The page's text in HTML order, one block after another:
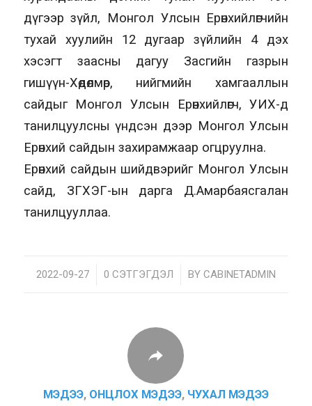
дүгээр зүйл, Монгол Улсын Ерөнхийлөгчийн
тухай хуулийн 12 дугаар зүйлийн 4 дэх
хэсэгт заасны дагуу Засгийн газрын
гишүүн-Хөдөлмөр, нийгмийн хамгааллын
сайдыг Монгол Улсын Ерөнхийлөгч, УИХ-д
танилцуулсны үндсэн дээр Монгол Улсын
Ерөнхий сайдын захирамжаар огцруулна.
Ерөнхий сайдын шийдвэрийг Монгол Улсын
сайд, ЗГХЭГ-ын дарга Д.Амарбаясгалан
танилцууллаа.
2022-09-27
/ 0 СЭТГЭГДЭЛ
/ BY CABINETADMIN
МЭДЭЭ, ОНЦЛОХ МЭДЭЭ, ЧУХАЛ МЭДЭЭ